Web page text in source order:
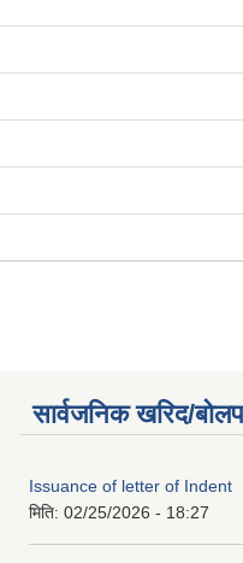
सार्वजनिक खरिद/
Issuance of letter of Indent
मिति: 02/25/2026 - 18:27